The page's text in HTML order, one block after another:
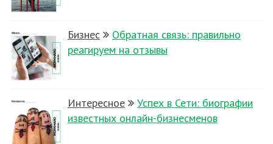
Бизнес
Обратная связь: правильно
реагируем на отзывы
Интересное
Успех в Сети: биографии
известных онлайн-бизнесменов